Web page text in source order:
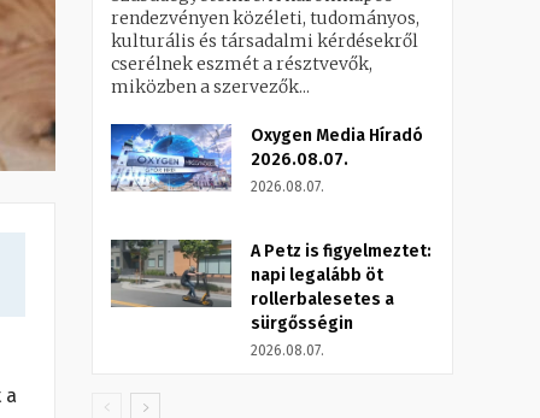
a
rendezvényen közéleti, tudományos,
kulturális és társadalmi kérdésekről
cserélnek eszmét a résztvevők,
miközben a szervezők...
Oxygen Media Híradó
2026.08.07.
2026.08.07.
A Petz is figyelmeztet:
napi legalább öt
rollerbalesetes a
sürgősségin
2026.08.07.